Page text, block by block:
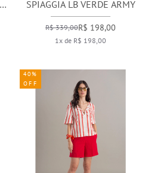
SPIAGGIA LB VERDE ARMY
R$ 339,00R$ 198,00
1x de R$ 198,00
40%
OFF